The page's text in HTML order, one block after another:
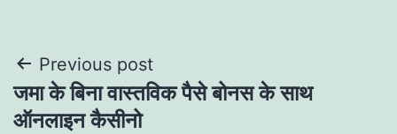
Post
navigation
Previous post
जमा के बिना वास्तविक पैसे बोनस के साथ
ऑनलाइन कैसीनो